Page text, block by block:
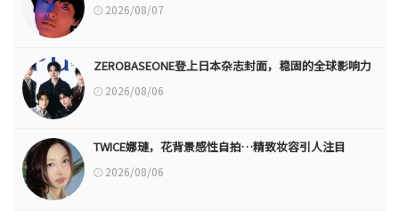
2026/08/07
ZEROBASEONE登上日本杂志封面，稳固的全球影响力
2026/08/06
TWICE娜璉，花背景感性自拍…精致妆容引人注目
2026/08/06